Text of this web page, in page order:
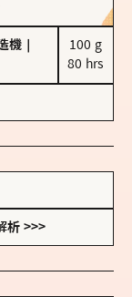
機
100 g
80 hrs
析 >>>